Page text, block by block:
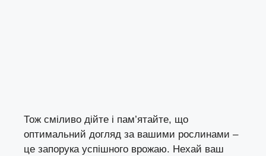
Тож сміливо дійте і пам’ятайте, що
оптимальний догляд за вашими рослинами –
це запорука успішного врожаю. Нехай ваш